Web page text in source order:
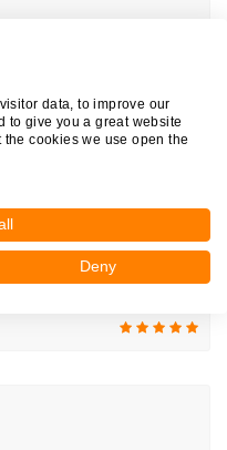
data, to improve our
to give you a great website
cookies we use open the
Deny